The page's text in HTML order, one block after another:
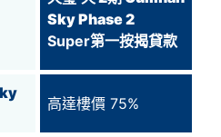
Sky Phase 2
Super第一按揭貸款
高達樓價 75%